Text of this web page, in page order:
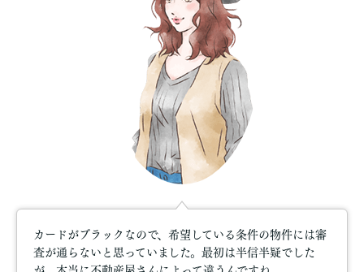
カードがブラックなので、希望している条件の物件には審
査が通らないと思っていました。最初は半信半疑でした